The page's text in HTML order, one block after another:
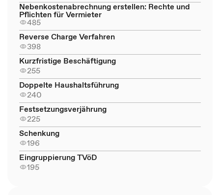
Nebenkostenabrechnung erstellen: Rechte und
Pflichten für Vermieter
485
Reverse Charge Verfahren
398
Kurzfristige Beschäftigung
255
Doppelte Haushaltsführung
240
Festsetzungsverjährung
225
Schenkung
196
Eingruppierung TVöD
195